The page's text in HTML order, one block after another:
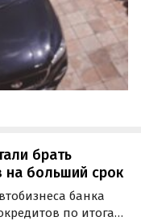
брать
на больший срок
банка
по итогам